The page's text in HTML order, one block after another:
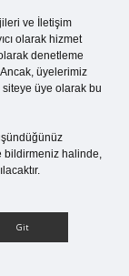
ve İletişim
olarak hizmet
denetleme
üyelerimiz
siteye üye olarak bu
bildirmeniz halinde,